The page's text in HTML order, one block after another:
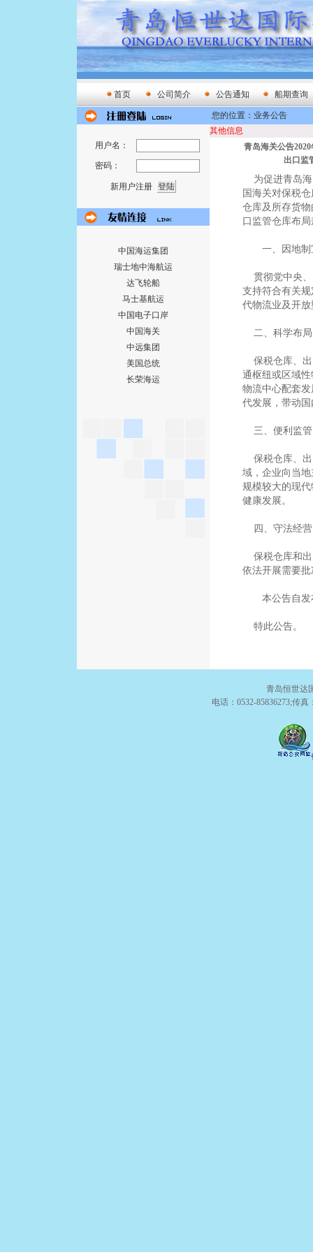
首页 公司简介 公告通知 船期查询
用户名：
密码：
新用户注册
中国海运集团
瑞士地中海航运
达飞轮船
马士基航运
中国电子口岸
中国海关
中远集团
美国总统
长荣海运
您的位置：业务公告
其他信息
青岛海关公告
出口监
为促进青岛海
国海关对保税
仓库及所存货
口监管仓库布
一、因地制
贯彻党中央、
支持符合有关
代物流业及开
二、科学布局
保税仓库、出
通枢纽或区域
物流中心配套
代发展，带动
三、便利监管
保税仓库、出
域，企业向当
规模较大的现
健康发展。
四、守法经营
保税仓库和出
依法开展需要
本公告自发
特此公告。
青岛恒世达
电话：0532-85836273;传